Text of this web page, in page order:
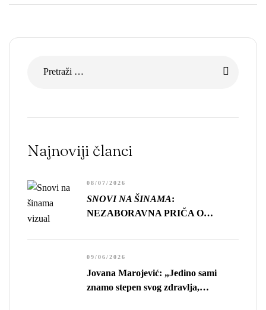
Najnoviji članci
SNOVI NA ŠINAMA:
NEZABORAVNA PRIČA O
CENI NAPRETKA
08/07/2026
Jovana Marojević: „Jedino sami
znamo stepen svog zdravlja,
09/06/2026